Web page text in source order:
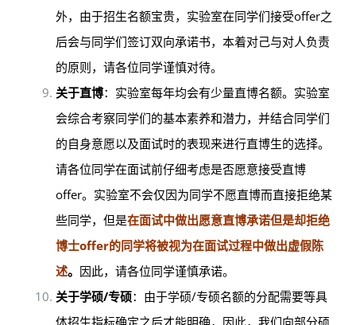
外，由于招生名额宝贵，实验室在同学们接受offer之
后会与同学们签订双向承诺书，本着对己与对人负责
的原则，请各位同学谨慎对待。
关于直博：实验室每年均会有少量直博名额。实验室
会综合考察同学们的基本素养和潜力，并结合同学们
的自身意愿以及面试时的表现来进行直博生的选择。
请各位同学在面试前仔细考虑是否愿意接受直博
offer。实验室不会仅因为同学不愿直博而直接拒绝某
些同学，但是在面试中做出愿意直博承诺但是却拒绝
博士offer的同学将被视为在面试过程中做出虚假陈
述。 因此，请各位同学谨慎承诺。
关于学硕/专硕：由于学硕/专硕名额的分配需要等具